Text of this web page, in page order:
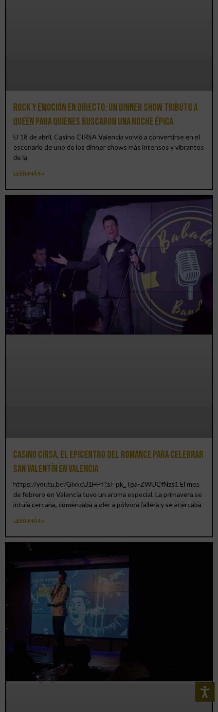
Rock y emoción en directo: un Dinner Show Tributo a
Queen para quienes buscaron una noche épica
El 18 de abril, Casino CIRSA Valencia volvió a convertirse en el
escenario de uno de los dinner shows más intensos y vibrantes
de la
LEER MÁS »
Casino CIRSA, el epicentro del romance para celebrar
San Valentín en Valencia
https://youtu.be/GlxkcU1H-rI?si=pk_Tpa-ZWUCfNzs1 El mes
de febrero en Valencia tuvo un aroma especial. La primavera se
intuía cercana, comenzaba a oler a pólvora fallera y se acercaba
LEER MÁS »